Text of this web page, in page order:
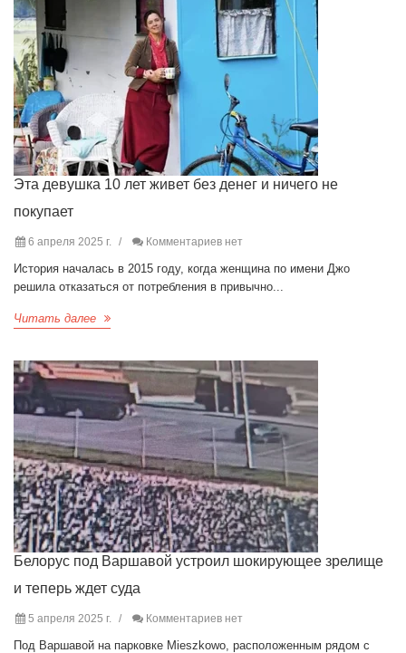
Эта девушка 10 лет живет без денег и ничего не
покупает
6 апреля 2025 г. Комментариев нет
История началась в 2015 году, когда женщина по имени Джо
решила отказаться от потребления в привычно...
Читать далее
Белорус под Варшавой устроил шокирующее зрелище
и теперь ждет суда
5 апреля 2025 г. Комментариев нет
Под Варшавой на парковке Mieszkowo, расположенным рядом с